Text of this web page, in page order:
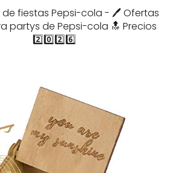
de fiestas Pepsi-cola - 🖊️ Ofertas
partys de Pepsi-cola 🔝 Precios
2️⃣0️⃣2️⃣6️⃣